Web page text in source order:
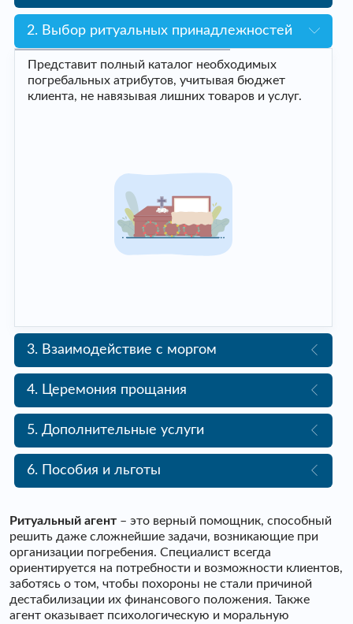
2. Выбор ритуальных принадлежностей
Представит полный каталог необходимых
погребальных атрибутов, учитывая бюджет
клиента, не навязывая лишних товаров и услуг.
3. Взаимодействие с моргом
4. Церемония прощания
5. Дополнительные услуги
6. Пособия и льготы
Ритуальный агент – это верный помощник, способный
решить даже сложнейшие задачи, возникающие при
организации погребения. Специалист всегда
ориентируется на потребности и возможности клиентов,
заботясь о том, чтобы похороны не стали причиной
дестабилизации их финансового положения. Также
агент оказывает психологическую и моральную